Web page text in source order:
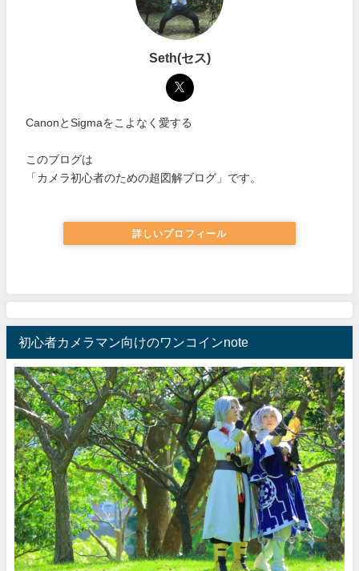
Seth(セス)
CanonとSigmaをこよなく愛する
このブログは
「カメラ初心者のための超図解ブログ」です。
詳しいプロフィール
初心者カメラマン向けのワンコインnote